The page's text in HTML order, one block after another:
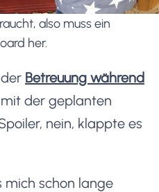
also muss ein
her.
Betreuung während
der geplanten
nein, klappte es
mich schon lange